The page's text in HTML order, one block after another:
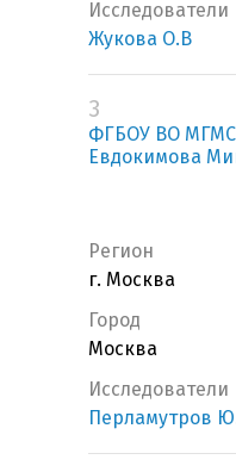
Исследователи
Жукова О.В
3
ФГБОУ ВО
Евдокимова
Регион
г. Москва
Город
Москва
Исследователи
Перламутров